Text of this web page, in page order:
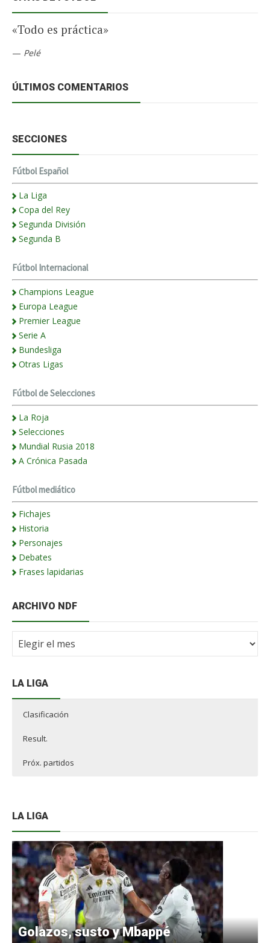
«Todo es práctica»
— Pelé
ÚLTIMOS COMENTARIOS
SECCIONES
Fútbol Español
La Liga
Copa del Rey
Segunda División
Segunda B
Fútbol Internacional
Champions League
Europa League
Premier League
Serie A
Bundesliga
Otras Ligas
Fútbol de Selecciones
La Roja
Selecciones
Mundial Rusia 2018
A Crónica Pasada
Fútbol mediático
Fichajes
Historia
Personajes
Debates
Frases lapidarias
ARCHIVO NDF
Archivo
LA LIGA
Clasificación
Result.
Próx. partidos
LA LIGA
Golazos, susto y Mbappé